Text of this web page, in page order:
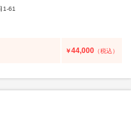
1-61
￥44,000 （税込）